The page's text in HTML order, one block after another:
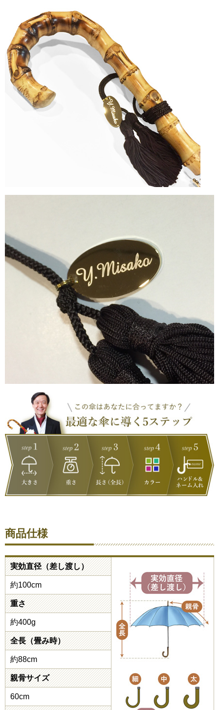
商品仕様
実効直径（差し渡し）
約100cm
重さ
約400g
全長（畳み時）
約88cm
親骨サイズ
60cm